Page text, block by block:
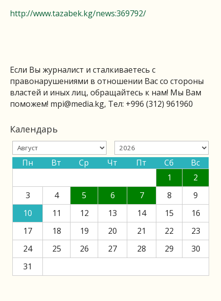
http://www.tazabek.kg/news:369792/
Если Вы журналист и сталкиваетесь с
правонарушениями в отношении Вас со стороны
властей и иных лиц, обращайтесь к нам! Мы Вам
поможем! mpi@media.kg, Тел: +996 (312) 961960
Календарь
Пн Вт Ср Чт Пт Сб
Вс
1
2
3
4 5 6 7 8
9
10
11 12 13 14 15
16
17
18 19 20 21 22
23
24
25 26 27 28 29
30
31